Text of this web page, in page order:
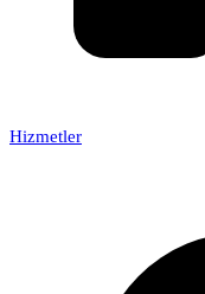
Hizmetler